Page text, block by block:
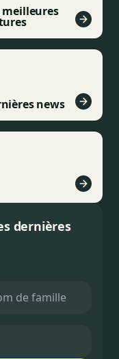
meilleures
news
dernières